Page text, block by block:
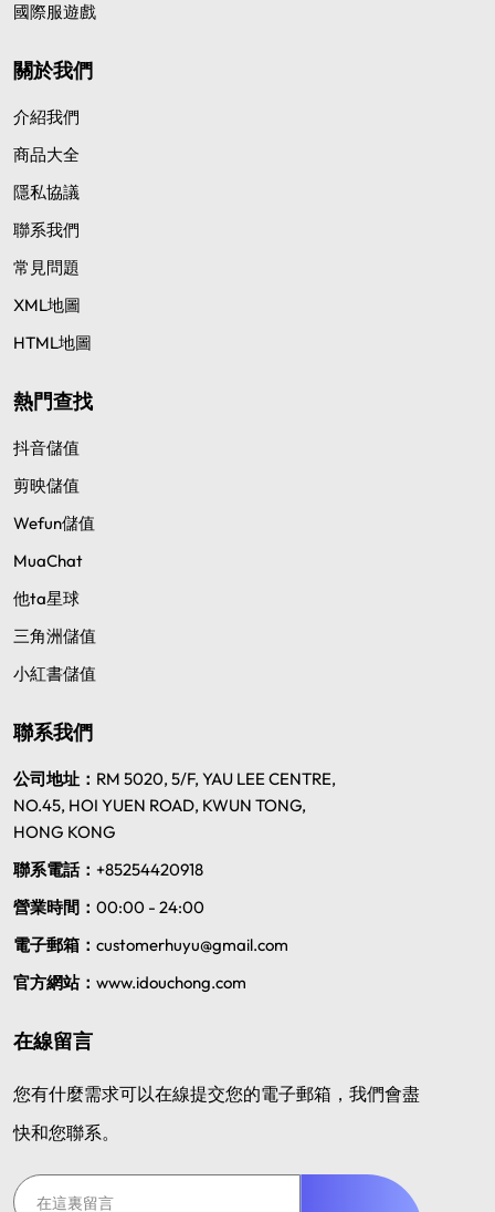
國際服遊戲
關於我們
介紹我們
商品大全
隱私協議
聯系我們
常見問題
XML地圖
HTML地圖
熱門查找
抖音儲值
剪映儲值
Wefun儲值
MuaChat
他ta星球
三角洲儲值
小紅書儲值
聯系我們
公司地址： RM 5020, 5/F, YAU LEE CENTRE,
NO.45, HOI YUEN ROAD, KWUN TONG,
HONG KONG
聯系電話： +85254420918
營業時間： 00:00 - 24:00
電子郵箱： customerhuyu@gmail.com
官方網站： www.idouchong.com
在線留言
您有什麼需求可以在線提交您的電子郵箱，我們會盡
快和您聯系。